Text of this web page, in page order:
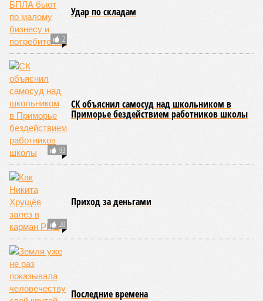
Украинскому
кандидату в
конгресс США
запретили
приходить на пляж
после драки
Новости smi2.ru
Версия //Общество
крутой нрав – когда покажет снова?
Земля уже не раз показывала человечеству свой крутой
нрав – когда покажет снова?
Последние времена
Земля уже не раз показывала человечеству свой крутой нрав – когда